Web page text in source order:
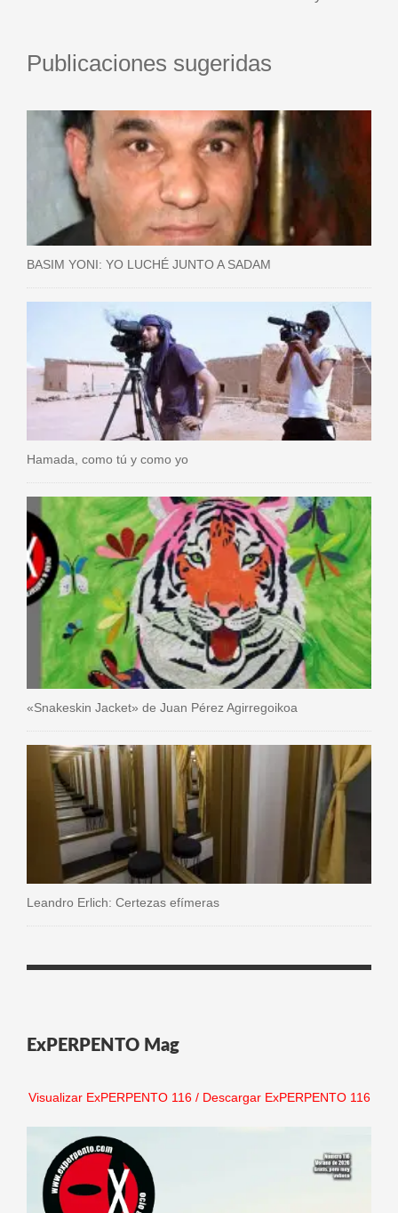
Publicaciones sugeridas
BASIM YONI: YO LUCHÉ JUNTO A SADAM
Hamada, como tú y como yo
«Snakeskin Jacket» de Juan Pérez Agirregoikoa
Leandro Erlich: Certezas efímeras
ExPERPENTO Mag
Visualizar ExPERPENTO 116/ Descargar ExPERPENTO 116